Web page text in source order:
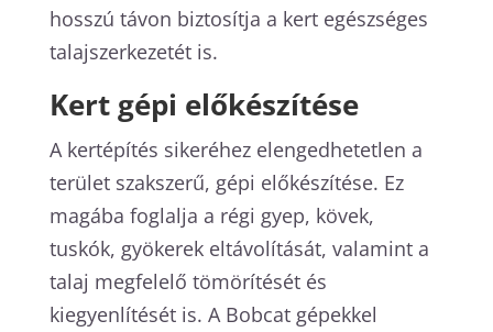
hosszú távon biztosítja a kert egészséges
talajszerkezetét is.
Kert gépi előkészítése
A kertépítés sikeréhez elengedhetetlen a
terület szakszerű, gépi előkészítése. Ez
magába foglalja a régi gyep, kövek,
tuskók, gyökerek eltávolítását, valamint a
talaj megfelelő tömörítését és
kiegyenlítését is. A Bobcat gépekkel